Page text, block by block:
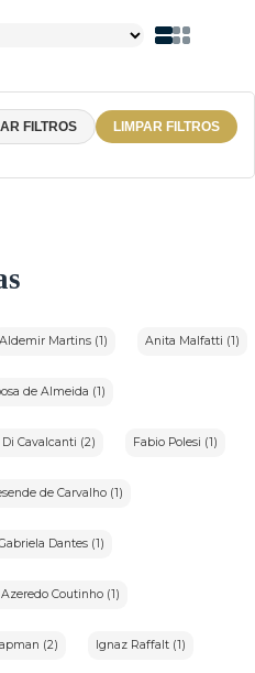
FILTROS LIMPAR FILTROS
Aldemir Martins (1) Anita Malfatti (1)
de Almeida (1)
Cavalcanti (2) Fabio Polesi (1)
de Carvalho (1)
Dantes (1)
Coutinho (1)
(2) Ignaz Raffalt (1)